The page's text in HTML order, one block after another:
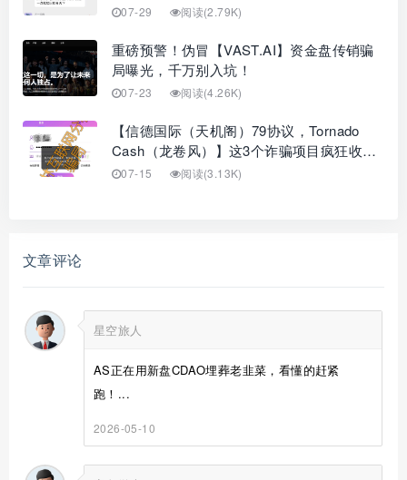
07-29 阅读(2.79K)
重磅预警！伪冒【VAST.AI】资金盘传销骗
局曝光，千万别入坑！
07-23 阅读(4.26K)
【信德国际（天机阁）79协议，Tornado
Cash（龙卷风）】这3个诈骗项目疯狂收
割，
07-15 阅读(3.13K)
文章评论
星空旅人
AS正在用新盘CDAO埋葬老韭菜，看懂的赶紧
跑！...
2026-05-10